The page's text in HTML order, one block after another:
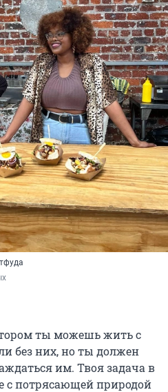
ты можешь жить с
без них, но ты должен
им. Твоя задача в
с потрясающей природой